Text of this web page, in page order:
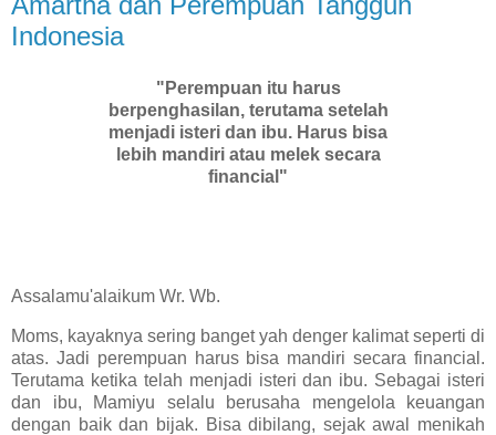
Indonesia
"Perempuan itu harus
berpenghasilan, terutama setelah
menjadi isteri dan ibu. Harus bisa
lebih mandiri atau melek secara
financial"
Assalamu'alaikum Wr. Wb.
Moms, kayaknya sering banget yah denger kalimat seperti di
atas. Jadi perempuan harus bisa mandiri secara financial.
Terutama ketika telah menjadi isteri dan ibu. Sebagai isteri
dan ibu, Mamiyu selalu berusaha mengelola keuangan
dengan baik dan bijak. Bisa dibilang, sejak awal menikah